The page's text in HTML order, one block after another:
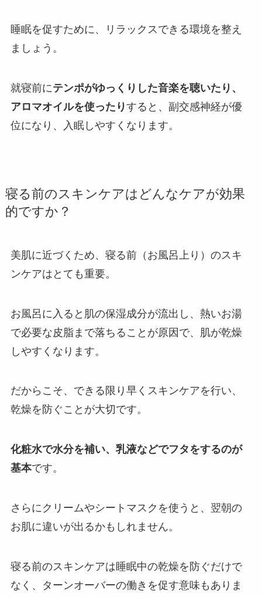
睡眠を促すために、リラックスできる環境を整え
ましょう。
就寝前にテンポがゆっくりした音楽を聴いたり、
アロマオイルを使ったりすると、副交感神経が優
位になり、入眠しやすくなります。
寝る前のスキンケアはどんなケアが効果
的ですか？
美肌に近づくため、寝る前（お風呂上り）のスキ
ンケアはとても重要。
お風呂に入ると肌の保湿成分が流出し、熱いお湯
で必要な皮脂まで落ちることが原因で、肌が乾燥
しやすくなります。
だからこそ、できる限り早くスキンケアを行い、
乾燥を防ぐことが大切です。
化粧水で水分を補い、乳液などでフタをするのが
基本です。
さらにクリームやシートマスクを使うと、翌朝の
お肌に違いが出るかもしれません。
寝る前のスキンケアは睡眠中の乾燥を防ぐだけで
なく、ターンオーバーの働きを促す意味もありま